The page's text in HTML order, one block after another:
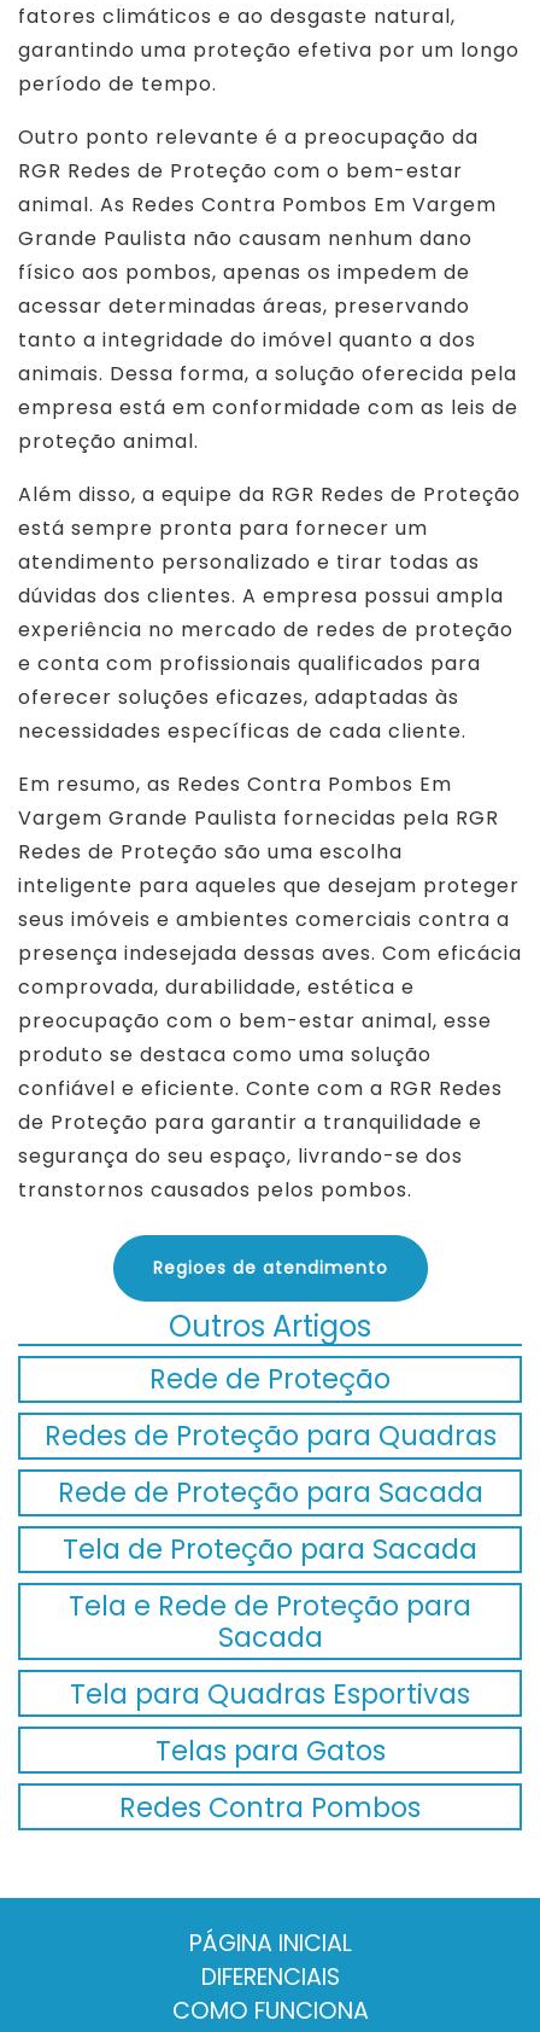
fatores climáticos e ao desgaste natural,
garantindo uma proteção efetiva por um longo
período de tempo.
Outro ponto relevante é a preocupação da
RGR Redes de Proteção com o bem-estar
animal. As Redes Contra Pombos Em Vargem
Grande Paulista não causam nenhum dano
físico aos pombos, apenas os impedem de
acessar determinadas áreas, preservando
tanto a integridade do imóvel quanto a dos
animais. Dessa forma, a solução oferecida pela
empresa está em conformidade com as leis de
proteção animal.
Além disso, a equipe da RGR Redes de Proteção
está sempre pronta para fornecer um
atendimento personalizado e tirar todas as
dúvidas dos clientes. A empresa possui ampla
experiência no mercado de redes de proteção
e conta com profissionais qualificados para
oferecer soluções eficazes, adaptadas às
necessidades específicas de cada cliente.
Em resumo, as Redes Contra Pombos Em
Vargem Grande Paulista fornecidas pela RGR
Redes de Proteção são uma escolha
inteligente para aqueles que desejam proteger
seus imóveis e ambientes comerciais contra a
presença indesejada dessas aves. Com eficácia
comprovada, durabilidade, estética e
preocupação com o bem-estar animal, esse
produto se destaca como uma solução
confiável e eficiente. Conte com a RGR Redes
de Proteção para garantir a tranquilidade e
segurança do seu espaço, livrando-se dos
transtornos causados pelos pombos.
Regioes de atendimento
Outros Artigos
Rede de Proteção
Redes de Proteção para Quadras
Rede de Proteção para Sacada
Tela de Proteção para Sacada
Tela e Rede de Proteção para
Sacada
Tela para Quadras Esportivas
Telas para Gatos
Redes Contra Pombos
PÁGINA INICIAL
DIFERENCIAIS
COMO FUNCIONA